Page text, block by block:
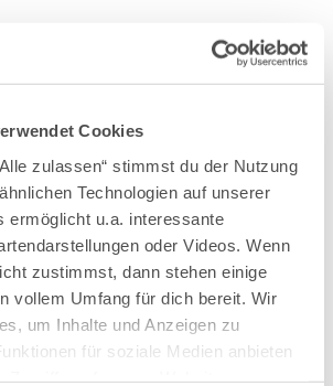
Cookies
zulassen“ stimmst du der Nutzung
Technologien auf unserer
ermöglicht u.a. interessante
oder Videos. Wenn
zustimmst, dann stehen einige
vollem Umfang für dich bereit. Wir
um Inhalte und Anzeigen zu
für soziale Medien anbieten
wie der Wieskirche.
6:20 h
schwer